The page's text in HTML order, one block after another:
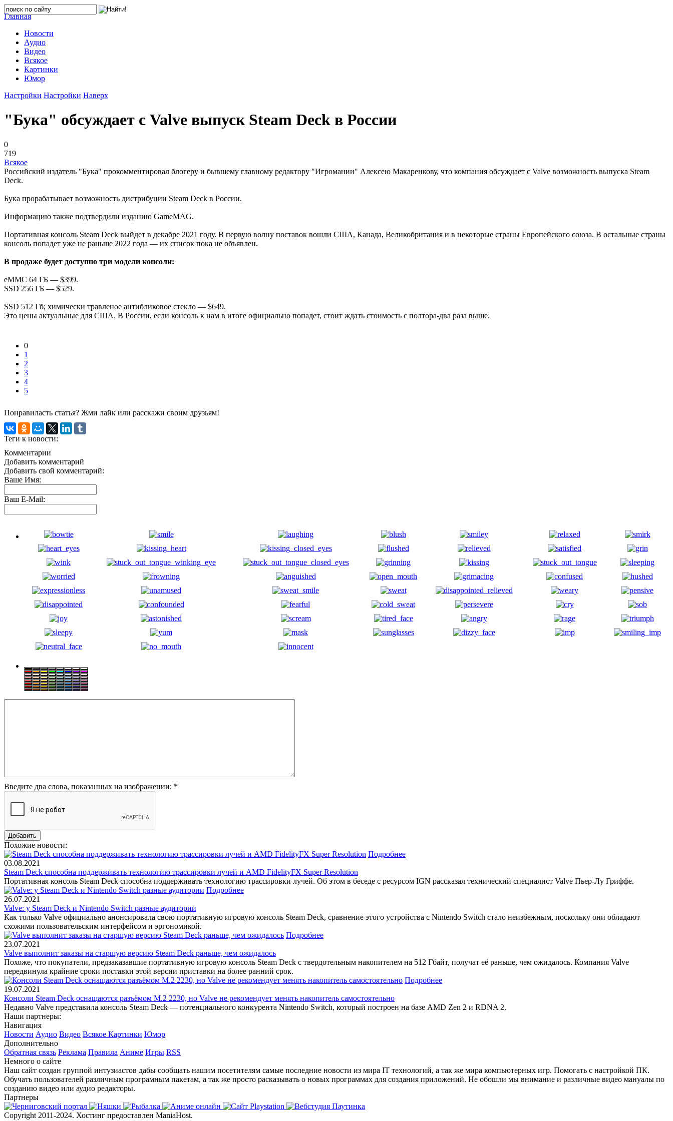
Главная
Новости
Аудио
Видео
Всякое
Картинки
Юмор
Настройки Настройки Наверх
"Бука" обсуждает с Valve выпуск Steam Deck в России
0
719
Всякое
Российский издатель "Бука" прокомментировал блогеру и бывшему главному редактору "Игромании" Алексею Макаренкову, что компания обсуждает с Valve возможность выпуска Steam
Deck.
Бука прорабатывает возможность дистрибуции Steam Deck в России.
Информацию также подтвердили изданию GameMAG.
Портативная консоль Steam Deck выйдет в декабре 2021 году. В первую волну поставок вошли США, Канада, Великобритания и в некоторые страны Европейского союза. В остальные страны
консоль попадет уже не раньше 2022 года — их список пока не объявлен.
В продаже будет доступно три модели консоли:
eMMC 64 ГБ — $399.
SSD 256 ГБ — $529.
SSD 512 Гб; химически травленое антибликовое стекло — $649.
Это цены актуальные для США. В России, если консоль к нам в итоге официально попадет, стоит ждать стоимость с полтора-два раза выше.
0
1
2
3
4
5
Понравиласть статья? Жми лайк или расскажи своим друзьям!
Теги к новости:
Комментарии
Добавить комментарий
Добавить свой комментарий:
Ваше Имя:
Ваш E-Mail:
Введите два слова, показанных на изображении: *
Похожие новости:
Подробнее
03.08.2021
Steam Deck способна поддерживать технологию трассировки лучей и AMD FidelityFX Super Resolution
Портативная консоль Steam Deck способна поддерживать технологию трассировки лучей. Об этом в беседе с ресурсом IGN рассказал технический специалист Valve Пьер-Лу Гриффе.
Подробнее
26.07.2021
Valve: у Steam Deck и Nintendo Switch разные аудитории
Как только Valve официально анонсировала свою портативную игровую консоль Steam Deck, сравнение этого устройства с Nintendo Switch стало неизбежным, поскольку они обладают
схожими пользовательским интерфейсом и эргономикой.
Подробнее
23.07.2021
Valve выполнит заказы на старшую версию Steam Deck раньше, чем ожидалось
Похоже, что покупатели, предзаказавшие портативную игровую консоль Steam Deck с твердотельным накопителем на 512 Гбайт, получат её раньше, чем ожидалось. Компания Valve
передвинула крайние сроки поставки этой версии приставки на более ранний срок.
Подробнее
19.07.2021
Консоли Steam Deck оснащаются разъёмом M.2 2230, но Valve не рекомендует менять накопитель самостоятельно
Недавно Valve представила консоль Steam Deck — потенциального конкурента Nintendo Switch, который построен на базе AMD Zen 2 и RDNA 2.
Наши партнеры:
Навигация
Новости Аудио Видео Всякое Картинки Юмор
Дополнительно
Обратная связь Реклама Правила Аниме Игры RSS
Немного о сайте
Наш сайт создан группой интузиастов дабы сообщать нашим посетителям самые последние новости из мира IT технологий, а так же мира компьютерных игр. Помогать с настройкой ПК.
Обучать пользователей различным програмным пакетам, а так же просто расказывать о новых программах для создания приложений. Не обошли мы внимание и различные видео мануалы по
созданию видео или аудио редакторы.
Партнеры
Copyright 2011-2024. Хостинг предоставлен ManiaHost.